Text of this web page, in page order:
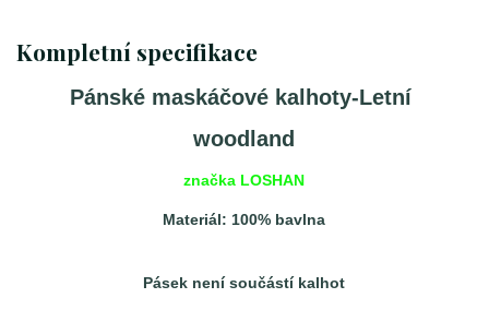
Kompletní specifikace
Pánské maskáčové kalhoty-Letní
woodland
značka LOSHAN
Materiál: 100% bavlna
Pásek není součástí kalhot